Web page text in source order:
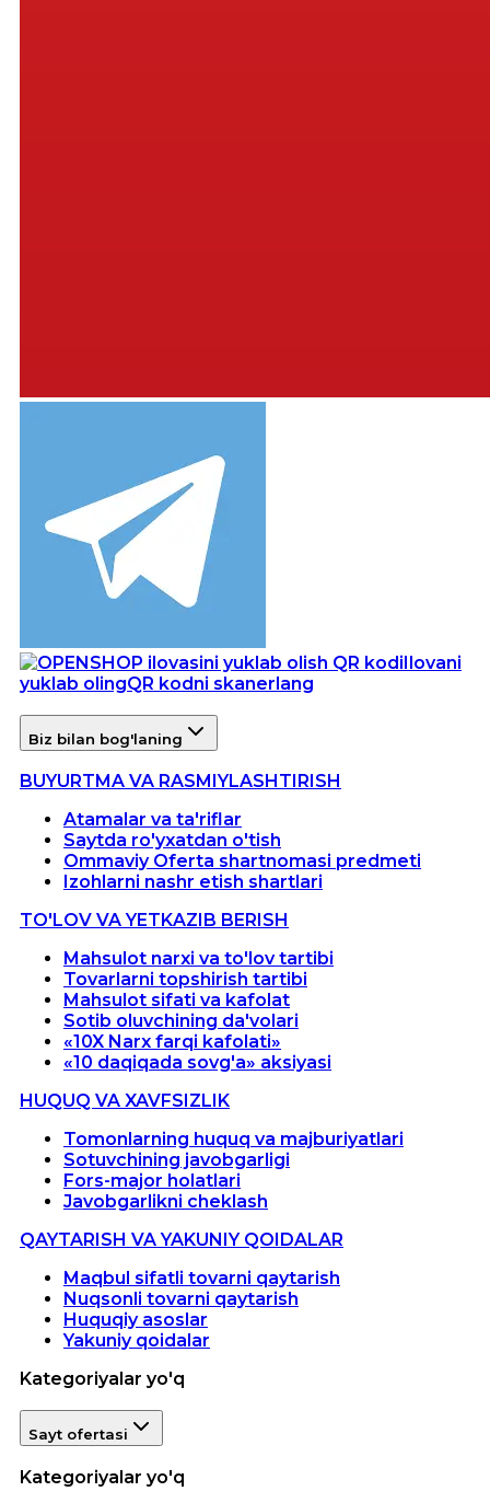
Ilovani
yuklab olingQR kodni skanerlang
Biz bilan bog'laning
BUYURTMA VA RASMIYLASHTIRISH
Atamalar va ta'riflar
Saytda ro'yxatdan o'tish
Ommaviy Oferta shartnomasi predmeti
Izohlarni nashr etish shartlari
TO'LOV VA YETKAZIB BERISH
Mahsulot narxi va to'lov tartibi
Tovarlarni topshirish tartibi
Mahsulot sifati va kafolat
Sotib oluvchining da'volari
«10X Narx farqi kafolati»
«10 daqiqada sovg'a» aksiyasi
HUQUQ VA XAVFSIZLIK
Tomonlarning huquq va majburiyatlari
Sotuvchining javobgarligi
Fors-major holatlari
Javobgarlikni cheklash
QAYTARISH VA YAKUNIY QOIDALAR
Maqbul sifatli tovarni qaytarish
Nuqsonli tovarni qaytarish
Huquqiy asoslar
Yakuniy qoidalar
Kategoriyalar yo'q
Sayt ofertasi
Kategoriyalar yo'q